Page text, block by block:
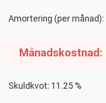
Amortering (per månad):
Månadskostnad:
Skuldkvot: 11.25%